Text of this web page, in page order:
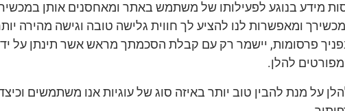
מידע בנוגע לפעילותו של משתמש באתר ומאחסנים אותן
ומאפשרות לנו להציע לך חווית גלישה טובה וגישה מהירה
פרסומות, יישמר רק עם קבלת הסכמתך מראש אשר תינתן על
להלן.
על מנת להבין טוב יותר באיזה סוג של עוגיות אנו משתמשים